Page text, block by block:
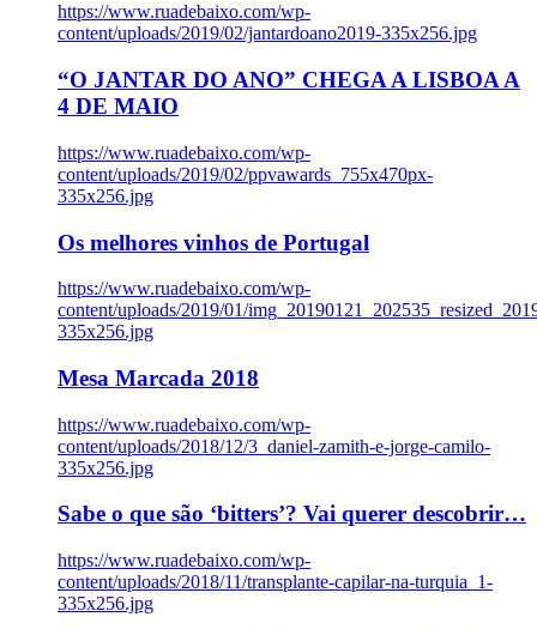
https://www.ruadebaixo.com/wp-
content/uploads/2019/02/jantardoano2019-335x256.jpg
“O JANTAR DO ANO” CHEGA A LISBOA A
4 DE MAIO
https://www.ruadebaixo.com/wp-
content/uploads/2019/02/ppvawards_755x470px-
335x256.jpg
Os melhores vinhos de Portugal
https://www.ruadebaixo.com/wp-
content/uploads/2019/01/
335x256.jpg
Mesa Marcada 2018
https://www.ruadebaixo.com/wp-
content/uploads/2018/12/3_daniel-zamith-e-jorge-camilo-
335x256.jpg
Sabe o que são ‘bitters’? Vai querer descobrir…
https://www.ruadebaixo.com/wp-
content/uploads/2018/11/transplante-capilar-na-turquia_1-
335x256.jpg